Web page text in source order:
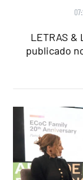
LETRAS &
publicado